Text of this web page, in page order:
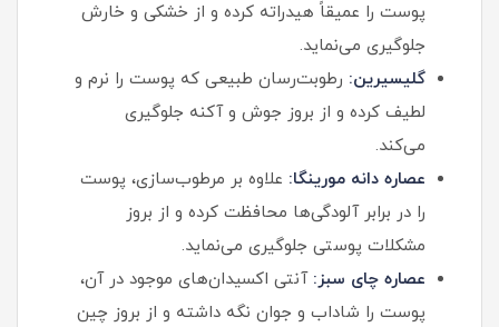
پوست را عمیقاً هیدراته کرده و از خشکی و خارش
جلوگیری می‌نماید.
گلیسیرین: رطوبت‌رسان طبیعی که پوست را نرم و
لطیف کرده و از بروز جوش و آکنه جلوگیری
می‌کند.
عصاره دانه مورینگا: علاوه بر مرطوب‌سازی، پوست
را در برابر آلودگی‌ها محافظت کرده و از بروز
مشکلات پوستی جلوگیری می‌نماید.
عصاره چای سبز: آنتی‌ اکسیدان‌های موجود در آن،
پوست را شاداب و جوان نگه داشته و از بروز چین